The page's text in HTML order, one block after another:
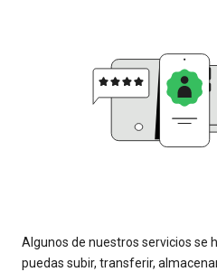
Algunos de nuestros servicios se
puedas subir, transferir,